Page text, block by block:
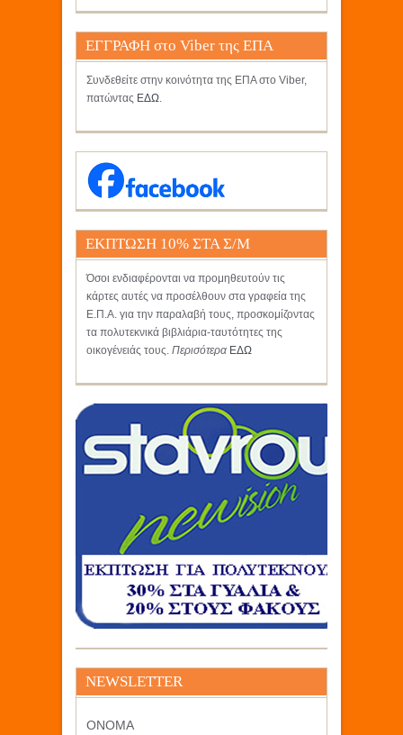
ΕΓΓΡΑΦΗ στο Viber της ΕΠΑ
Συνδεθείτε στην κοινότητα της ΕΠΑ στο Viber,
πατώντας ΕΔΩ.
ΕΚΠΤΩΣΗ 10% ΣΤΑ Σ/Μ
ΚΡΗΤΙΚΟΣ
Όσοι ενδιαφέρονται να προμηθευτούν τις
κάρτες αυτές να προσέλθουν στα γραφεία της
Ε.Π.Α. για την παραλαβή τους, προσκομίζοντας
τα πολυτεκνικά βιβλιάρια-ταυτότητες της
οικογένειάς τους. Περισότερα ΕΔΩ
NEWSLETTER
ΟΝΟΜΑ